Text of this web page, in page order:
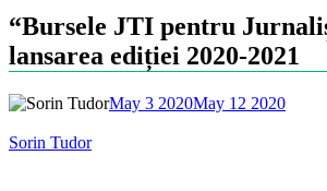
“Bursele JTI pentru
lansarea ediției 2020-2021
May 3 2020May 12 2020
Sorin Tudor